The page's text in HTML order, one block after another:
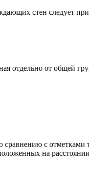
стен следует
отдельно от общей
с
на